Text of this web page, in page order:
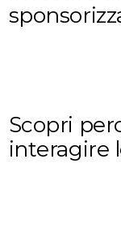
Scopri
interagire